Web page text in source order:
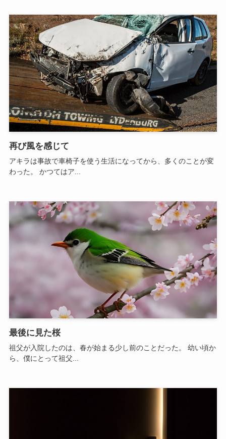
再び風を感じて
アキラは事故で車椅子を使う生活になってから、多くのことが変
わった。 かつてはア...
最後に見た桜
祖父が入院したのは、春が始まる少し前のことだった。 幼い頃か
ら、僕にとって祖父...